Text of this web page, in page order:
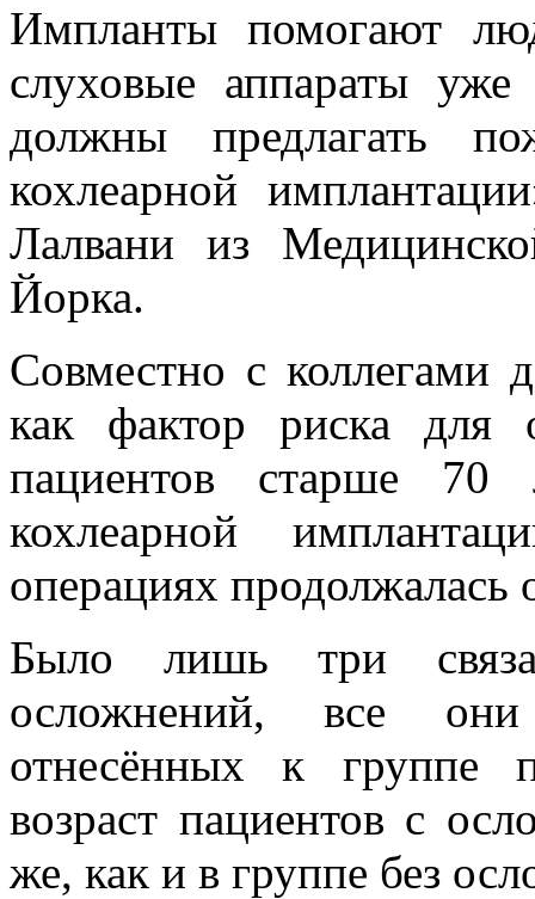
Импланты помогают
слуховые аппараты
должны предлагать
кохлеарной
Лалвани из
Йорка.
Совместно с коллегами
как фактор риска для
пациентов старше 70
кохлеарной
операциях продолжалась
Было лишь три
осложнений, все
отнесённых к группе
возраст пациентов с
же, как и в группе без